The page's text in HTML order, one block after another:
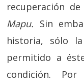
recuperación
Mapu. Sin
historia, sólo
permitido a
condición.